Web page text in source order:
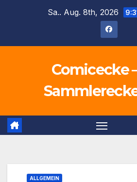
Sa.. Aug. 8th, 2026
Comicecke
ALLGEMEIN